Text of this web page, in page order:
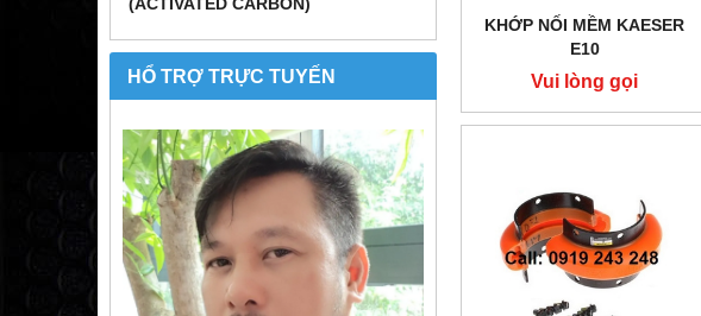
HỔ TRỢ TRỰC TUYẾN
KHỚP NỐI MỀM KAESER
E10
Vui lòng gọi